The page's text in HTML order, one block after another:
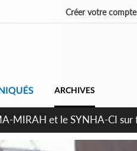
Créer votre compte
ARCHIVES
plus apaisé